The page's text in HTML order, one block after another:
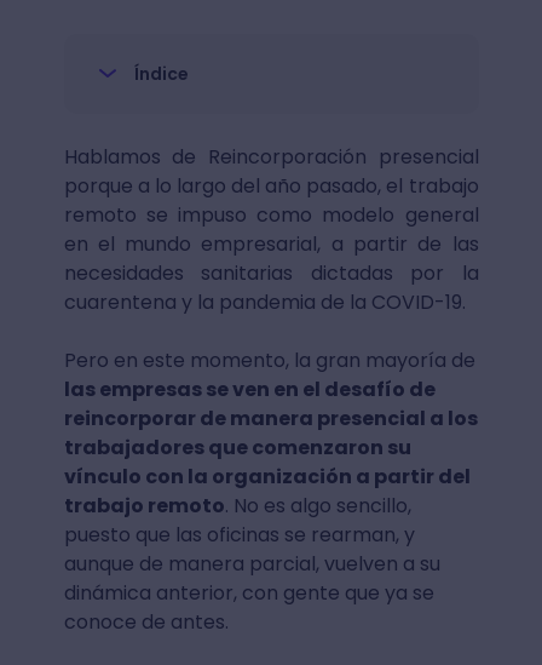
Índice
Hablamos de Reincorporación presencial
porque a lo largo del año pasado, el trabajo
remoto se impuso como modelo general
en el mundo empresarial, a partir de las
necesidades sanitarias dictadas por la
cuarentena y la pandemia de la COVID-19.
Pero en este momento, la gran mayoría de
las empresas se ven en el desafío de
reincorporar de manera presencial a los
trabajadores que comenzaron su
vínculo con la organización a partir del
trabajo remoto. No es algo sencillo,
puesto que las oficinas se rearman, y
aunque de manera parcial, vuelven a su
dinámica anterior, con gente que ya se
conoce de antes.